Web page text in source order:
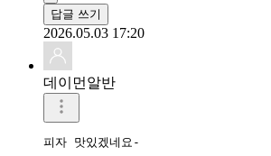
답글 쓰기
2026.05.03 17:20
데이먼알반
피자 맛있겠네요-